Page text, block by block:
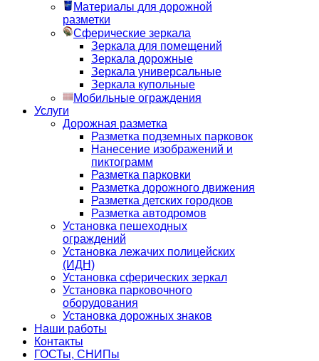
Материалы для дорожной
разметки
Сферические зеркала
Зеркала для помещений
Зеркала дорожные
Зеркала универсальные
Зеркала купольные
Мобильные ограждения
Услуги
Дорожная разметка
Разметка подземных парковок
Нанесение изображений и
пиктограмм
Разметка парковки
Разметка дорожного движения
Разметка детских городков
Разметка автодромов
Установка пешеходных
ограждений
Установка лежачих полицейских
(ИДН)
Установка сферических зеркал
Установка парковочного
оборудования
Установка дорожных знаков
Наши работы
Контакты
ГОСТы, СНИПы